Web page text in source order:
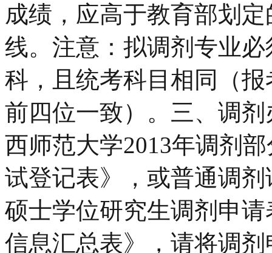
成绩，应高于教育部划
线。注意：拟调剂专业
科，且统考科目相同（
前四位一致）。三、调
西师范大学2013年调剂
试登记表》，或普通调
硕士学位研究生调剂申
信息汇总表》，请将调